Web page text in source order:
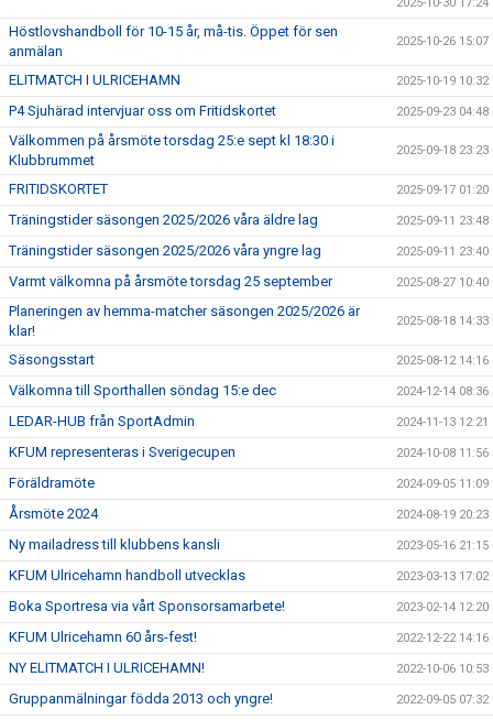
Höstlovshandboll för 10-15 år, må-tis. Öppet för sen
anmälan
2025-10-26 15:07
ELITMATCH I ULRICEHAMN 2025-10-19 10:32
P4 Sjuhärad intervjuar oss om Fritidskortet 2025-09-23 04:48
Välkommen på årsmöte torsdag 25:e sept kl 18:30 i
Klubbrummet
2025-09-18 23:23
FRITIDSKORTET 2025-09-17 01:20
Träningstider säsongen 2025/2026 våra äldre lag 2025-09-11 23:48
Träningstider säsongen 2025/2026 våra yngre lag 2025-09-11 23:40
Varmt välkomna på årsmöte torsdag 25 september 2025-08-27 10:40
Planeringen av hemma-matcher säsongen 2025/2026 är
klar!
2025-08-18 14:33
Säsongsstart 2025-08-12 14:16
Välkomna till Sporthallen söndag 15:e dec 2024-12-14 08:36
LEDAR-HUB från SportAdmin 2024-11-13 12:21
KFUM representeras i Sverigecupen 2024-10-08 11:56
Föräldramöte 2024-09-05 11:09
Årsmöte 2024 2024-08-19 20:23
Ny mailadress till klubbens kansli 2023-05-16 21:15
KFUM Ulricehamn handboll utvecklas 2023-03-13 17:02
Boka Sportresa via vårt Sponsorsamarbete! 2023-02-14 12:20
KFUM Ulricehamn 60 års-fest! 2022-12-22 14:16
NY ELITMATCH I ULRICEHAMN! 2022-10-06 10:53
Gruppanmälningar födda 2013 och yngre! 2022-09-05 07:32